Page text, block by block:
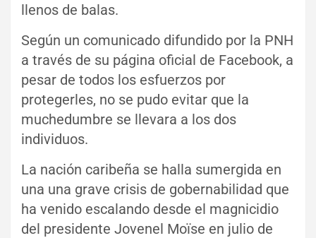
llenos de balas.
Según un comunicado difundido por la PNH
a través de su página oficial de Facebook, a
pesar de todos los esfuerzos por
protegerles, no se pudo evitar que la
muchedumbre se llevara a los dos
individuos.
La nación caribeña se halla sumergida en
una una grave crisis de gobernabilidad que
ha venido escalando desde el magnicidio
del presidente Jovenel Moïse en julio de